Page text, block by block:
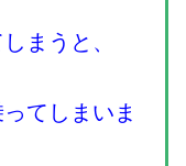
まうと、
てしまいま